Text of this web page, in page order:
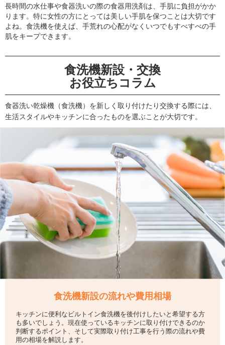
長時間の水仕事や食器洗いの際の食器用洗剤は、手肌に負担がかか
ります。特に女性の方にとっては美しい手肌を保つことは大切です
よね。食洗機を使えば、手荒れの心配がなくいつでもすべすべの手
肌をキープできます。
食洗機新設・交換
お役立ちコラム
食器洗い乾燥機（食洗機）を新しく取り付けたり交換する際には、
生活スタイルやキッチンに合ったものを選ぶことが大切です。
食洗機新設の流れや費用相場
キッチンに便利なビルトイン食洗機を後付けしたいと希望する方
も多いでしょう。現在使っているキッチンに取り付けできるのか
判断するポイント、そして実際取り付け工事を行う際の流れや費
用の相場を解説します。